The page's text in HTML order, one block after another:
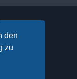
den
zu
61